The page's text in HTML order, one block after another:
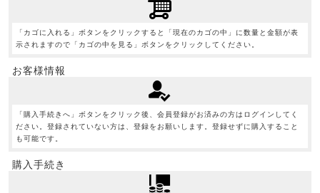
「カゴに入れる」ボタンをクリックすると「現在のカゴの中」に数量と金額が表
示されますので「カゴの中を見る」ボタンをクリックしてください。
お客様情報
「購入手続きへ」ボタンをクリック後、会員登録がお済みの方はログインしてく
ださい。登録されていない方は、登録をお願いします。登録せずに購入すること
も可能です。
購入手続き